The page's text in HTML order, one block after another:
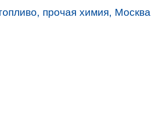
прочая химия, Москва